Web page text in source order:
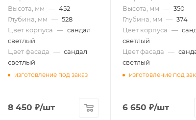
Высота, мм — 452
Глубина, мм — 528
Цвет корпуса — сандал
светлый
Цвет фасада — сандал
светлый
изготовление под заказ
8 450 ₽/шт
Высота, мм — 350
Глубина, мм — 374
Цвет корпуса —
светлый
Цвет фасада —
светлый
изготовление под
6 650 ₽/шт